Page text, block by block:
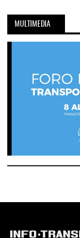
MULTIMEDIA